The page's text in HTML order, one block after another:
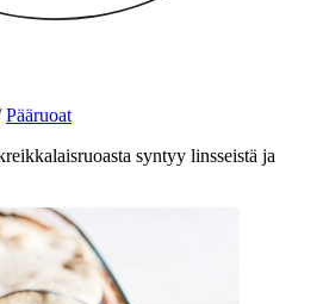
Pääruoat
syntyy linsseistä ja